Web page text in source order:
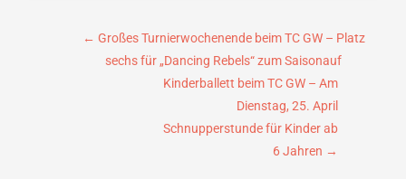
Beitragsnavigation
← Großes Turnierwochenende beim TC GW – Platz
sechs für „Dancing Rebels“ zum Saisonauf
Kinderballett beim TC GW – Am
Dienstag, 25. April
Schnupperstunde für Kinder ab
6 Jahren →